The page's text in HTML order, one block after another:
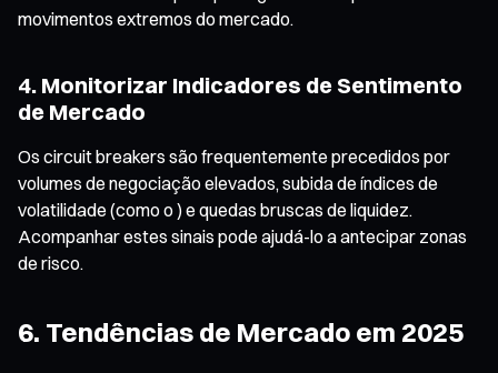
movimentos extremos do mercado.
4. Monitorizar Indicadores de Sentimento
de Mercado
Os circuit breakers são frequentemente precedidos por
volumes de negociação elevados, subida de índices de
volatilidade (como o ) e quedas bruscas de liquidez.
Acompanhar estes sinais pode ajudá-lo a antecipar zonas
de risco.
6. Tendências de Mercado em 2025